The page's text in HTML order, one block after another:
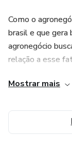
Como o
brasil e que gera
agronegócio
relação a esse
tecnologia,
No entanto para
eficiente no
Mostrar mais